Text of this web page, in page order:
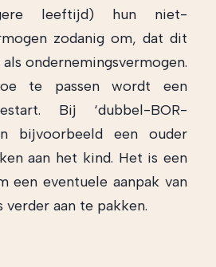
leeftijd) hun niet-
zodanig om, dat dit
ondernemingsvermogen.
te passen wordt een
Bij ‘dubbel-BOR-
bijvoorbeeld een ouder
aan het kind. Het is een
een eventuele aanpak van
verder aan te pakken.